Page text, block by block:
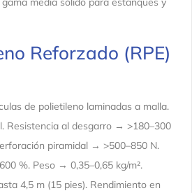
Reforzado (RPE)
de polietileno laminadas a malla.
Resistencia al desgarro → >180–300
piramidal → >500–850 N.
%. Peso → 0,35–0,65 kg/m².
4,5 m (15 pies). Rendimiento en